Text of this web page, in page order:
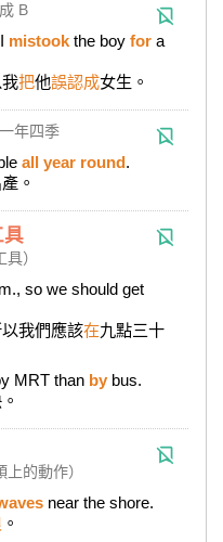
B
mistook the boy for a
把他誤認成女生。
年四季
all year round.
。
具
）
so we should get
我們應該在九點三十
MRT than by bus.
的動作）
near the shore.
。